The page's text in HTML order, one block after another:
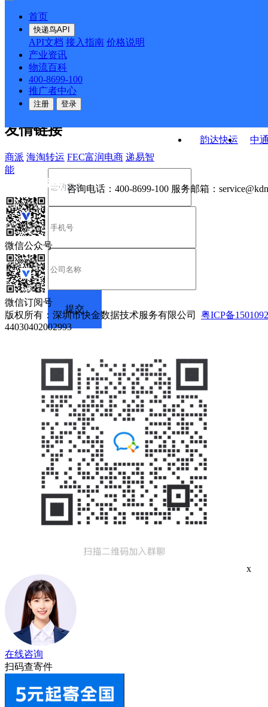
首页
快递鸟API
API文档 接入指南 价格说明
产业资讯
物流百科
400-8699-100
推广者中心
注册 登录
韵达快运
中
API接口 DEMO下载
关于我们
公司介绍 企业动态
合作伙伴 快递鸟接口服务协议
户隐私政策
友情链接
商派 海淘转运 FEC富润电商 递易智
能
咨询电话： 400-8699-100 服务邮箱：
微信公众号
微信订阅号
版权所有：深圳市快金数据技术服务有限公司 粤ICP备
44030402002993
x
在线咨询
扫码查寄件